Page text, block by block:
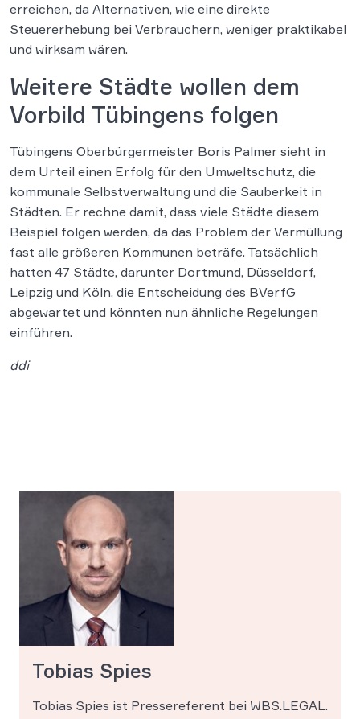
erreichen, da Alternativen, wie eine direkte
Steuererhebung bei Verbrauchern, weniger praktikabel
und wirksam wären.
Weitere Städte wollen dem
Vorbild Tübingens folgen
Tübingens Oberbürgermeister Boris Palmer sieht in
dem Urteil einen Erfolg für den Umweltschutz, die
kommunale Selbstverwaltung und die Sauberkeit in
Städten. Er rechne damit, dass viele Städte diesem
Beispiel folgen werden, da das Problem der Vermüllung
fast alle größeren Kommunen beträfe. Tatsächlich
hatten 47 Städte, darunter Dortmund, Düsseldorf,
Leipzig und Köln, die Entscheidung des BVerfG
abgewartet und könnten nun ähnliche Regelungen
einführen.
ddi
Tobias Spies
Tobias Spies ist Pressereferent bei WBS.LEGAL.